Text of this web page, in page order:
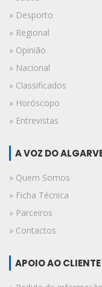
» Desporto
» Regional
» Opinião
» Nacional
» Classificados
» Horóscopo
» Entrevistas
A VOZ DO
» Quem Somos
» Ficha Técnica
» Parceiros
» Contactos
APOIO AO CLIENTE